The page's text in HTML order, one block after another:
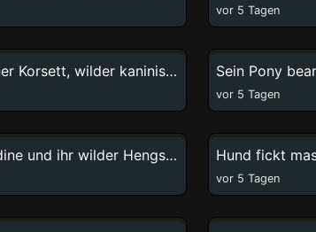
vor 5 Tagen
Zerbrochener Korsett, wilder kaninischer Genuss - sie nimmt alles direkt entgegen
vor 5 Tagen
Diese Blondine und ihr wilder Hengst: Horizontale Action garantiert
vor 5 Tagen